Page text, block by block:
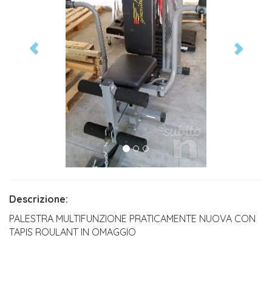
Descrizione:
PALESTRA MULTIFUNZIONE PRATICAMENTE NUOVA CON
TAPIS ROULANT IN OMAGGIO